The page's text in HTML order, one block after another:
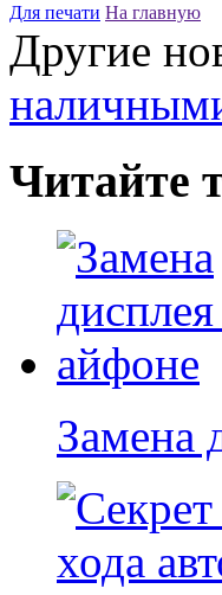
Для печати На главную
Другие
Читайте
Замена